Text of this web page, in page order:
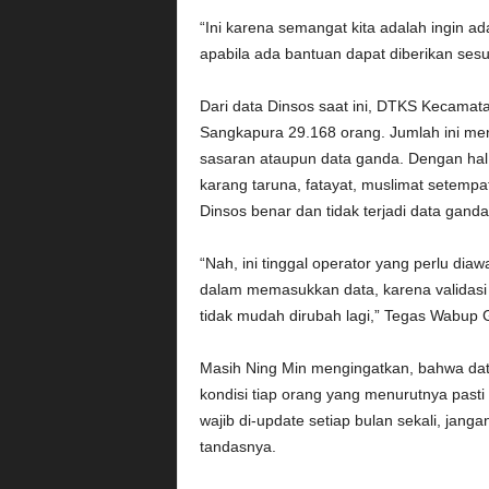
“Ini karena semangat kita adalah ingin
apabila ada bantuan dapat diberikan
Dari data Dinsos saat ini, DTKS
Sangkapura 29.168 orang. Jumlah ini
sasaran ataupun data ganda. Dengan
karang taruna, fatayat, muslimat
Dinsos benar dan tidak terjadi data
“Nah, ini tinggal operator yang perlu
dalam memasukkan data, karena
tidak mudah dirubah lagi,” Tegas Wabup
Masih Ning Min mengingatkan, bahwa
kondisi tiap orang yang menurutnya
wajib di-update setiap bulan sekali,
tandasnya.